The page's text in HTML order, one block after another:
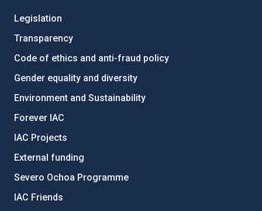
Legislation
Transparency
Code of ethics and anti-fraud policy
Gender equality and diversity
Environment and Sustainability
Forever IAC
IAC Projects
External funding
Severo Ochoa Programme
IAC Friends